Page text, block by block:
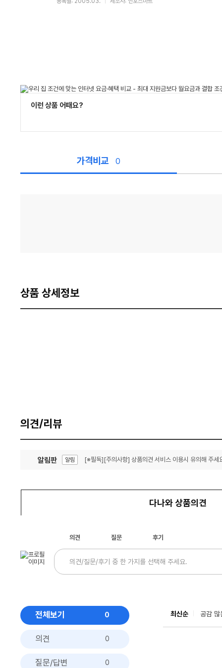
이런 상품 어때요?
가격비교 0
상품 상세정보
의견/리뷰
알림판 알림 [※필독][주의사항] 상품의견 서비스 이용시 유의해 주세
다나와 상품의견
의견 질문 후기
전체보기 0
의견 0
질문/답변 0
최신순 공감 많